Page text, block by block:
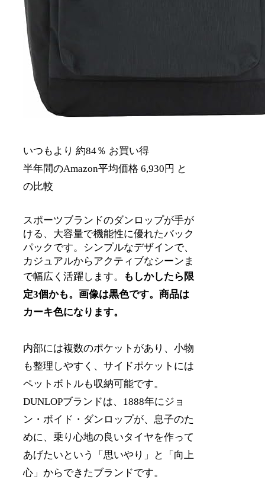
いつもより 約84％ お買い得
半年間のAmazon平均価格 6,930円 と
の比較
スポーツブランドのダンロップが手が
ける、大容量で機能性に優れたバック
パックです。シンプルなデザインで、
カジュアルからアクティブなシーンま
で幅広く活躍します。
もしかしたら限
定3個かも。画像は黒色です。商品は
カーキ色になります。
内部には複数のポケットがあり、小物
も整理しやすく、サイドポケットには
ペットボトルも収納可能です。
DUNLOPブランドは、1888年にジョ
ン・ボイド・ダンロップが、息子のた
めに、乗り心地の良いタイヤを作って
あげたいという「思いやり」と「向上
心」からできたブランドです。